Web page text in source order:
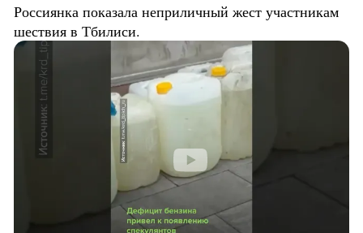
Россиянка показала неприличный жест участникам
шествия в Тбилиси.